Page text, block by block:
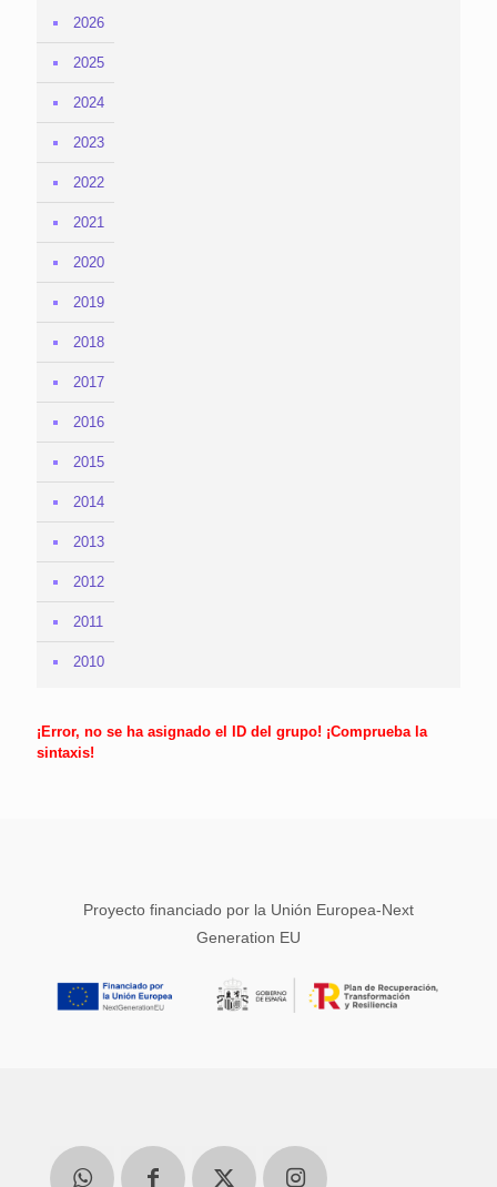
2026
2025
2024
2023
2022
2021
2020
2019
2018
2017
2016
2015
2014
2013
2012
2011
2010
¡Error, no se ha asignado el ID del grupo! ¡Comprueba la
sintaxis!
Proyecto financiado por la Unión Europea-Next
Generation EU